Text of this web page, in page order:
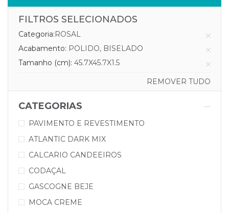
FILTROS SELECIONADOS
Categoria:ROSAL
Acabamento: POLIDO, BISELADO
Tamanho (cm): 45.7X45.7X1.5
REMOVER TUDO
CATEGORIAS
PAVIMENTO E REVESTIMENTO
ATLANTIC DARK MIX
CALCARIO CANDEEIROS
CODAÇAL
GASCOGNE BEJE
MOCA CREME